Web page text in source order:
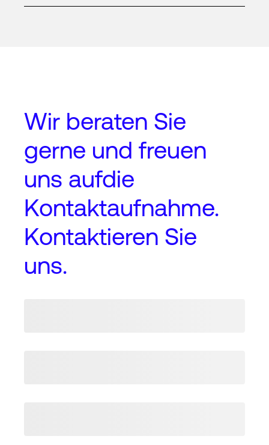
Wir beraten Sie
gerne und freuen
uns aufdie
Kontaktaufnahme.
Kontaktieren Sie
uns.